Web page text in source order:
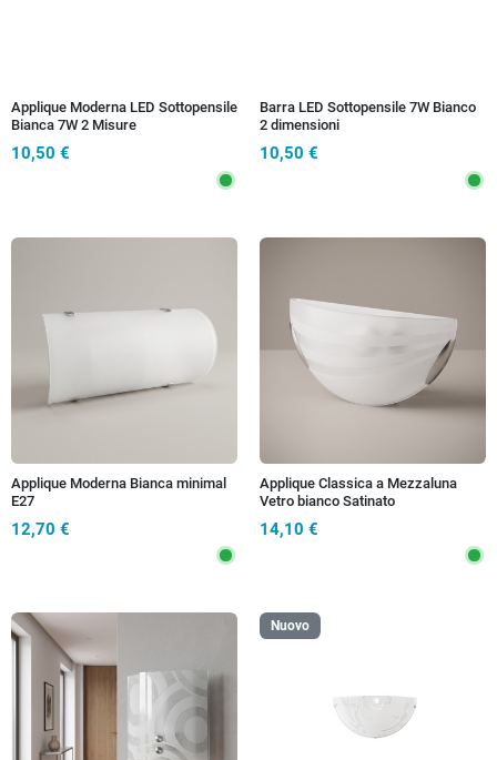
Applique Moderna LED Sottopensile
Bianca 7W 2 Misure
10,50 €
Barra LED Sottopensile 7W Bianco
2 dimensioni
10,50 €
Applique Moderna Bianca minimal
E27
12,70 €
Applique Classica a Mezzaluna
Vetro bianco Satinato
14,10 €
Nuovo